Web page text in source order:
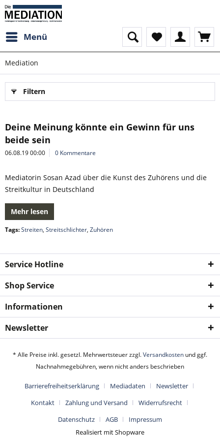
Menü
Mediation
Filtern
Deine Meinung könnte ein Gewinn für uns
beide sein
06.08.19 00:00 0 Kommentare
Mediatorin Sosan Azad über die Kunst des Zuhörens und die
Streitkultur in Deutschland
Mehr lesen
Tags:Streiten, Streitschlichter, Zuhören
Service Hotline
Shop Service
Informationen
Newsletter
* Alle Preise inkl. gesetzl. Mehrwertsteuer zzgl.Versandkosten und ggf.
Nachnahmegebühren, wenn nicht anders beschrieben
Barrierefreiheitserklärung Mediadaten
Newsletter
Kontakt
Zahlung und Versand
Widerrufsrecht
Datenschutz
AGB
Impressum
Realisiert mit Shopware